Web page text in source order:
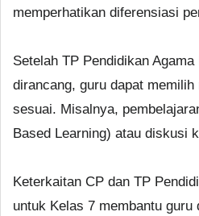
memperhatikan diferensiasi
Setelah TP Pendidikan
dirancang, guru dapat
sesuai. Misalnya,
Based Learning) atau diskusi
Keterkaitan CP dan TP
untuk Kelas 7 membantu